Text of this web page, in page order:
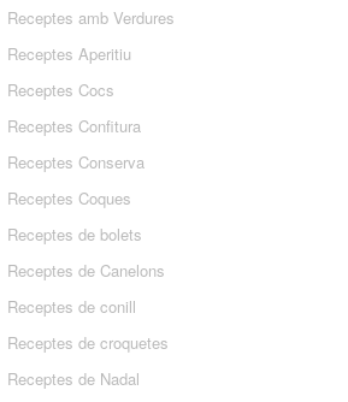
Receptes amb Verdures
Receptes Aperitiu
Receptes Cocs
Receptes Confitura
Receptes Conserva
Receptes Coques
Receptes de bolets
Receptes de Canelons
Receptes de conill
Receptes de croquetes
Receptes de Nadal